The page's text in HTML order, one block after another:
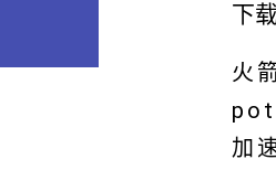
下
火
pot
加